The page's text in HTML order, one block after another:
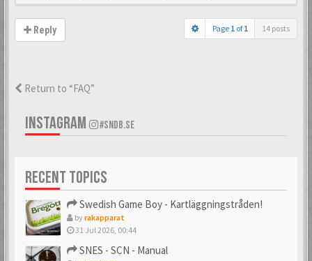
Reply Page 1 of1 14 posts
Return to “FAQ”
INSTAGRAM #SNDB.SE
RECENT TOPICS
Swedish Game Boy - Kartläggningstråden!
byrakapparat
31 Jul 2026, 00:44
SNES - SCN - Manual